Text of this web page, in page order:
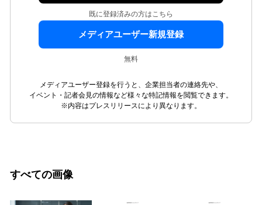
既に登録済みの方はこちら
メディアユーザー新規登録
無料
メディアユーザー登録を行うと、企業担当者の連絡先や、
イベント・記者会見の情報など様々な特記情報を閲覧できます。
※内容はプレスリリースにより異なります。
すべての画像